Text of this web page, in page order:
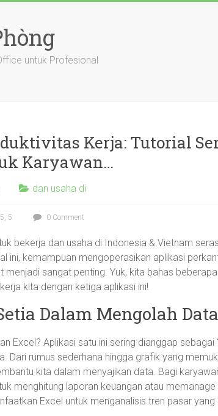
untuk Profesional
Kerja: Tutorial
Karyawan…
dan usaha di
, 5 0 Comment
bekerja dan usaha di Indonesia & Vietnam
ini, kemampuan mengoperasikan aplikasi
menjadi sangat penting. Yuk, kita bahas
kita dengan ketiga aplikasi ini!
Dalam Mengolah Data
Excel? Aplikasi satu ini sering dianggap sebagai
Dari rumus sederhana hingga grafik yang
kita dalam menyajikan data. Bagi
menghitung laporan keuangan atau memanage
Excel untuk menganalisis tren pasar